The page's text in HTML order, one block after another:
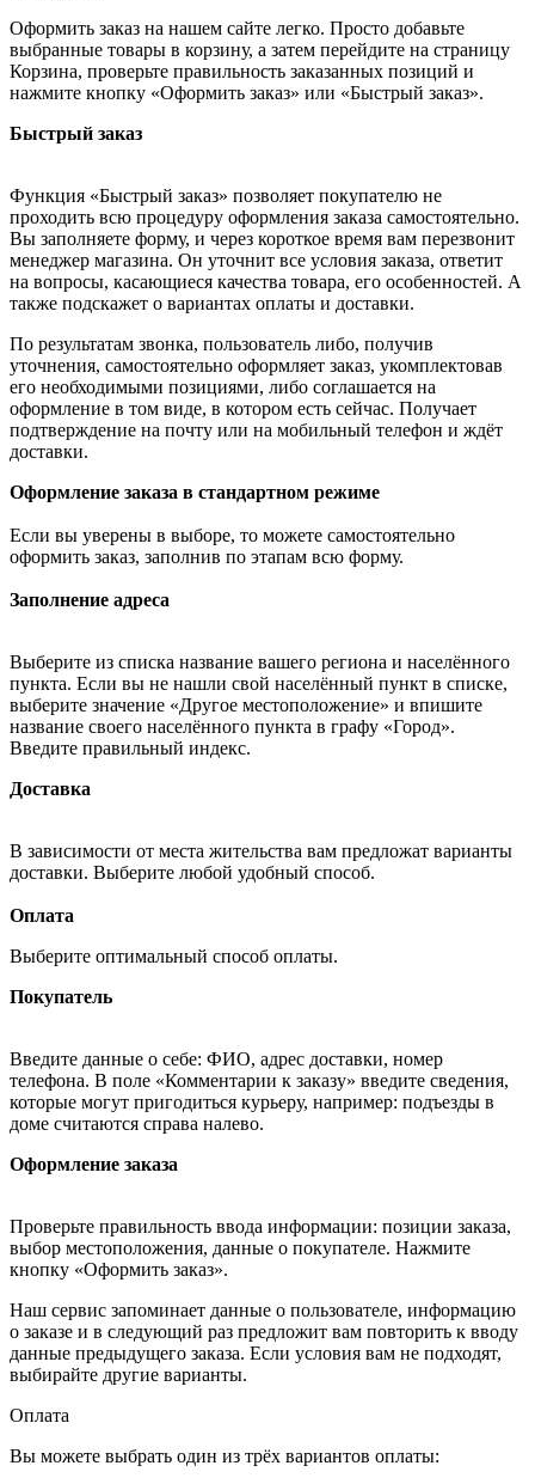
Оформить заказ на нашем сайте легко. Просто добавьте
выбранные товары в корзину, а затем перейдите на страницу
Корзина, проверьте правильность заказанных позиций и
нажмите кнопку «Оформить заказ» или «Быстрый заказ».
Быстрый заказ
Функция «Быстрый заказ» позволяет покупателю не
проходить всю процедуру оформления заказа самостоятельно.
Вы заполняете форму, и через короткое время вам перезвонит
менеджер магазина. Он уточнит все условия заказа, ответит
на вопросы, касающиеся качества товара, его особенностей. А
также подскажет о вариантах оплаты и доставки.
По результатам звонка, пользователь либо, получив
уточнения, самостоятельно оформляет заказ, укомплектовав
его необходимыми позициями, либо соглашается на
оформление в том виде, в котором есть сейчас. Получает
подтверждение на почту или на мобильный телефон и ждёт
доставки.
Оформление заказа в стандартном режиме
Если вы уверены в выборе, то можете самостоятельно
оформить заказ, заполнив по этапам всю форму.
Заполнение адреса
Выберите из списка название вашего региона и населённого
пункта. Если вы не нашли свой населённый пункт в списке,
выберите значение «Другое местоположение» и впишите
название своего населённого пункта в графу «Город».
Введите правильный индекс.
Доставка
В зависимости от места жительства вам предложат варианты
доставки. Выберите любой удобный способ.
Оплата
Выберите оптимальный способ оплаты.
Покупатель
Введите данные о себе: ФИО, адрес доставки, номер
телефона. В поле «Комментарии к заказу» введите сведения,
которые могут пригодиться курьеру, например: подъезды в
доме считаются справа налево.
Оформление заказа
Проверьте правильность ввода информации: позиции заказа,
выбор местоположения, данные о покупателе. Нажмите
кнопку «Оформить заказ».
Наш сервис запоминает данные о пользователе, информацию
о заказе и в следующий раз предложит вам повторить к вводу
данные предыдущего заказа. Если условия вам не подходят,
выбирайте другие варианты.
Оплата
Вы можете выбрать один из трёх вариантов оплаты: